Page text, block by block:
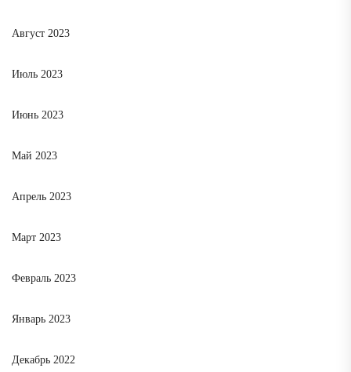
Август 2023
Июль 2023
Июнь 2023
Май 2023
Апрель 2023
Март 2023
Февраль 2023
Январь 2023
Декабрь 2022